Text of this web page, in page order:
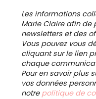
Les informations
Marie Claire afin de
newsletters et des
Vous pouvez vous
cliquant sur le lien
chaque
Pour en savoir plus
vos données
notre politique de